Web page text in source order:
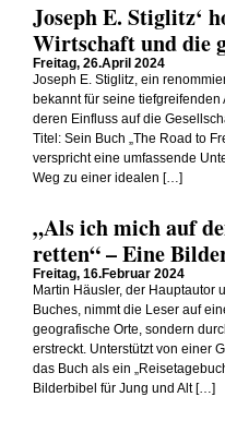
Joseph E. Stiglitz‘
Wirtschaft und die
Freitag, 26.April 2024
Joseph E. Stiglitz, ein
bekannt für seine
deren Einfluss auf die
Titel: Sein Buch „The Road to
verspricht eine umfassende
Weg zu einer idealen […]
„Als ich mich auf
retten“ – Eine
Freitag, 16.Februar 2024
Martin Häusler, der Hauptautor
Buches, nimmt die Leser auf
geografische Orte, sondern
erstreckt. Unterstützt von einer
das Buch als ein
Bilderbibel für Jung und Alt […]